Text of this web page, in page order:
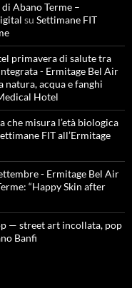
Abano Terme –
su Settimane FIT
primavera di salute tra
- Ermitage Bel Air
natura, acqua e fanghi
Hotel
che misura l’età biologica
FIT all’Ermitage
- Ermitage Bel Air
“Happy Skin after
— street art incollata, pop
Banfi